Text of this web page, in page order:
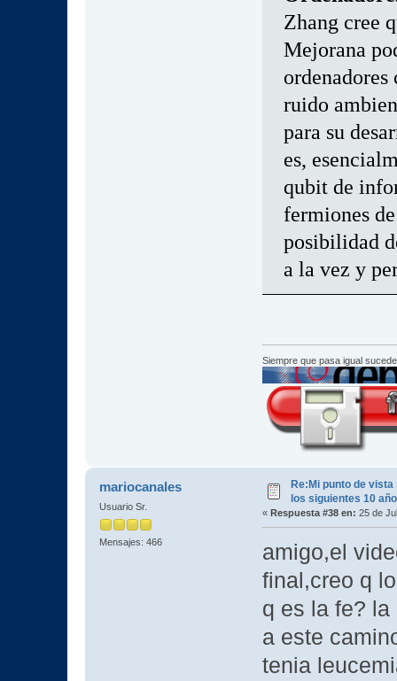
Zhang cree
Mejorana
ordenadores
ruido
para su
es,
qubit de
fermiones
posibilidad
a la vez y
Siempre que pasa igual
mariocanales
Usuario Sr.
Mensajes: 466
Re:Mi punto de
los siguientes 10
« Respuesta #38 en: 25 de
amigo,el
final,creo q
q es la fe?
a este
tenia